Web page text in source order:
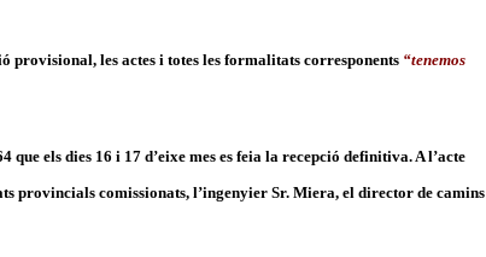
provisional, les actes i totes les formalitats corresponents “tenemos
els dies 16 i 17 d’eixe mes es feia la recepció definitiva. A l’acte
provincials comissionats, l’ingenyier Sr. Miera, el director de camins